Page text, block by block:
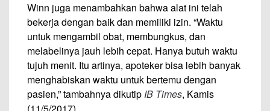
Winn juga menambahkan bahwa alat ini telah
bekerja dengan baik dan memiliki izin. “Waktu
untuk mengambil obat, membungkus, dan
melabelinya jauh lebih cepat. Hanya butuh waktu
tujuh menit. Itu artinya, apoteker bisa lebih banyak
menghabiskan waktu untuk bertemu dengan
pasien,” tambahnya dikutip IB Times, Kamis